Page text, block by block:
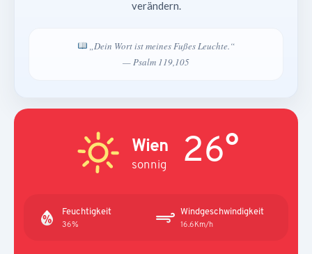
verändern.
„Dein Wort ist meines Fußes Leuchte.“
— Psalm 119,105
Wien
sonnig 26°
Feuchtigkeit
36%
Windgeschwindigkeit
16.6Km/h